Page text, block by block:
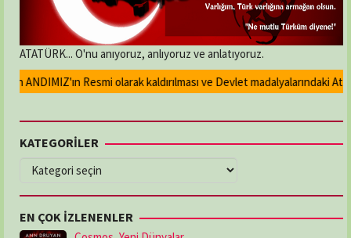
ATATÜRK... O'nu anıyoruz, anlıyoruz ve anlatıyoruz.
ANDIMIZ'ın Resmi olarak kaldırılması ve Devlet madalyalarındaki
KATEGORİLER
KATEGORİLER
EN ÇOK İZLENENLER